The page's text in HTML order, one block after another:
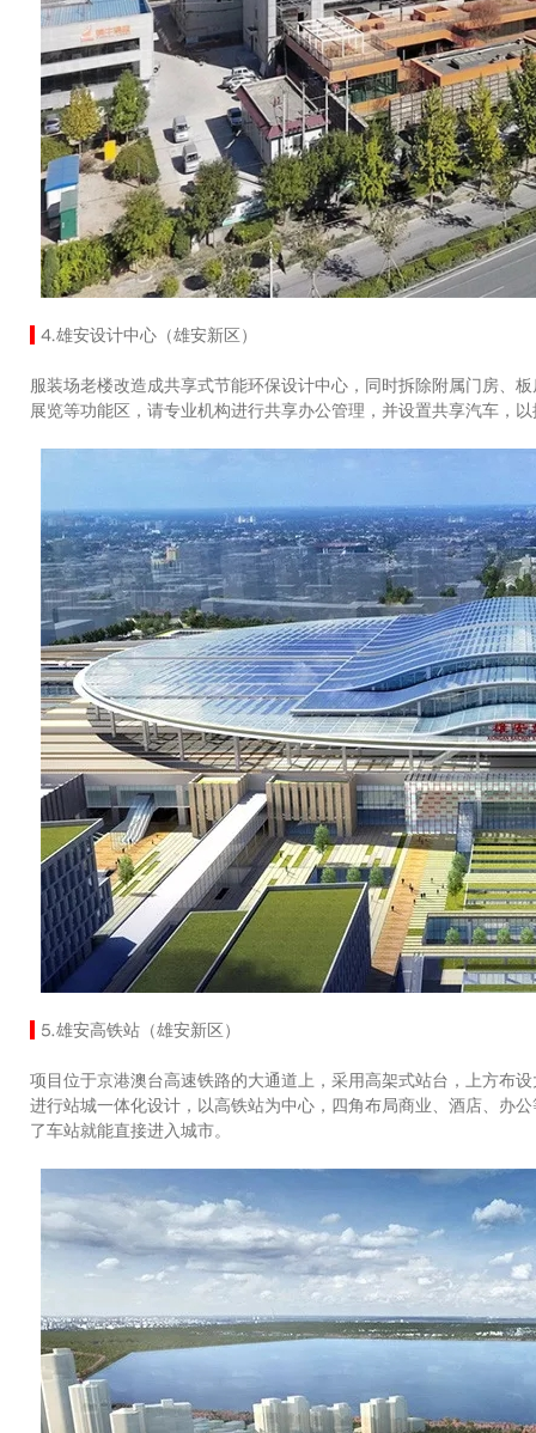
⒋雄安设计中心（雄安新区）
服装场老楼改造成共享式节能环保设计中心，同时拆除附属门房、
展览等功能区，请专业机构进行共享办公管理，并设置共享汽车，
⒌雄安高铁站（雄安新区）
项目位于京港澳台高速铁路的大通道上，采用高架式站台，上方布
进行站城一体化设计，以高铁站为中心，四角布局商业、酒店、办
了车站就能直接进入城市。